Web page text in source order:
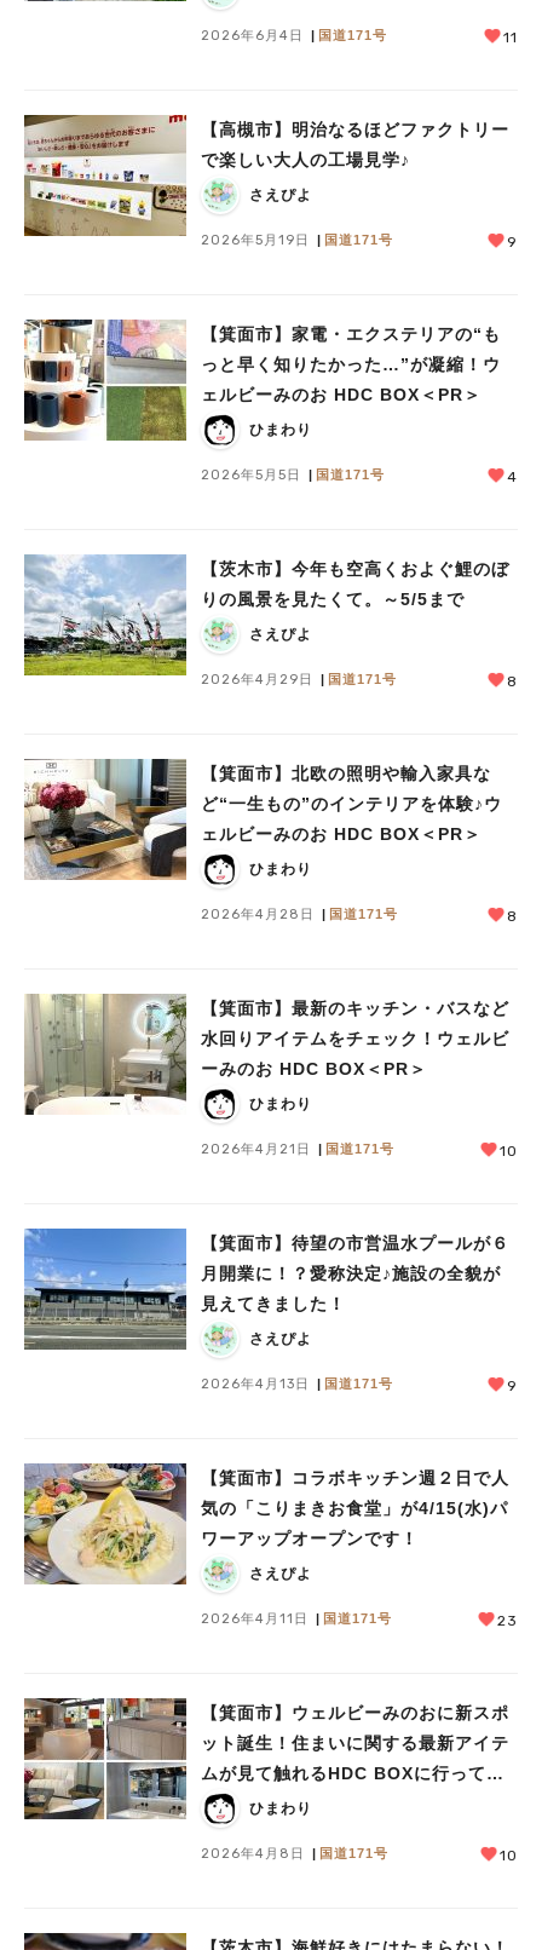
2026年6月4日 国道171号 11
【高槻市】明治なるほどファクトリー
で楽しい大人の工場見学♪
さえぴよ
2026年5月19日 国道171号 9
【箕面市】家電・エクステリアの“も
っと早く知りたかった…”が凝縮！ウ
ェルビーみのお HDC BOX＜PR＞
ひまわり
2026年5月5日 国道171号 4
【茨木市】今年も空高くおよぐ鯉のぼ
りの風景を見たくて。～5/5まで
さえぴよ
2026年4月29日 国道171号 8
【箕面市】北欧の照明や輸入家具な
ど“一生もの”のインテリアを体験♪ウ
ェルビーみのお HDC BOX＜PR＞
ひまわり
2026年4月28日 国道171号 8
【箕面市】最新のキッチン・バスなど
水回りアイテムをチェック！ウェルビ
ーみのお HDC BOX＜PR＞
ひまわり
2026年4月21日 国道171号 10
【箕面市】待望の市営温水プールが６
月開業に！？愛称決定♪施設の全貌が
見えてきました！
さえぴよ
2026年4月13日 国道171号 9
【箕面市】コラボキッチン週２日で人
気の「こりまきお食堂」が4/15(水)パ
ワーアップオープンです！
さえぴよ
2026年4月11日 国道171号 23
【箕面市】ウェルビーみのおに新スポ
ット誕生！住まいに関する最新アイテ
ムが見て触れるHDC BOXに行ってみ
た＜PR＞ひまわり
2026年4月8日 国道171号 10